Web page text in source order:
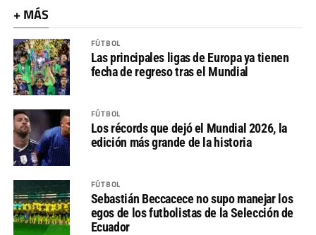
+ MÁS
FÚTBOL
Las principales ligas de Europa ya tienen
fecha de regreso tras el Mundial
FÚTBOL
Los récords que dejó el Mundial 2026, la
edición más grande de la historia
FÚTBOL
Sebastián Beccacece no supo manejar los
egos de los futbolistas de la Selección de
Ecuador